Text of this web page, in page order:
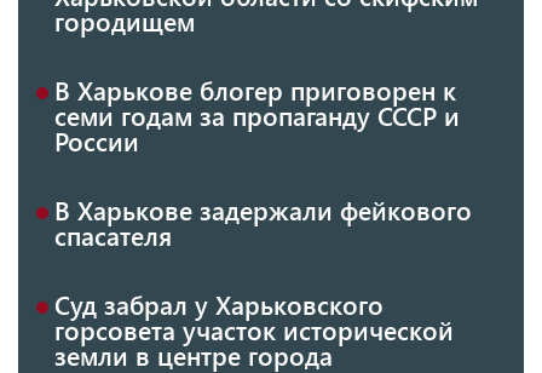
городищем
В Харькове блогер приговорен к
семи годам за пропаганду СССР и
России
В Харькове задержали фейкового
спасателя
Суд забрал у Харьковского
горсовета участок исторической
земли в центре города